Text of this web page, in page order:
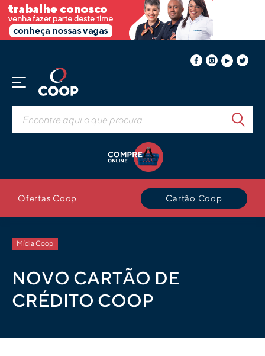
Ofertas Coop Cartão Coop
Mídia Coop
NOVO CARTÃO DE
CRÉDITO COOP